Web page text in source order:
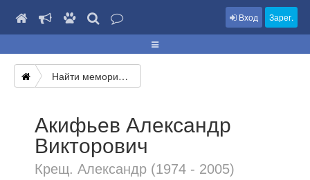
Вход Зарег.
Найти мемориал
Акифьев Александр
Викторович
Крещ. Александр (1974 - 2005)